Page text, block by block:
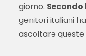
giorno.
genitori italiani
ascoltare queste